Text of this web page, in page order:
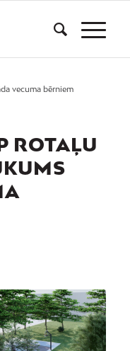
vecuma bērniem
ROTAĻU